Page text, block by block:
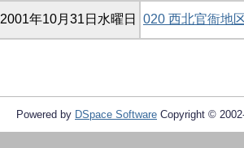
2001年10月31日水曜日 020 西北官衙地
Powered by DSpace Software Copyright ©